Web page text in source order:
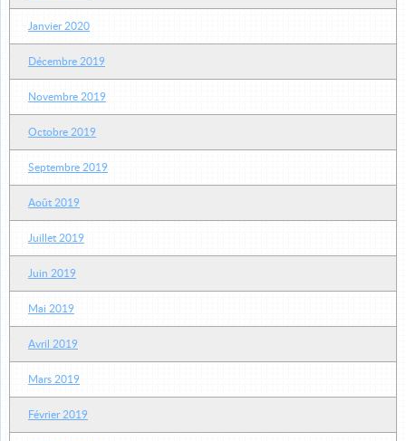
Janvier 2020
Décembre 2019
Novembre 2019
Octobre 2019
Septembre 2019
Août 2019
Juillet 2019
Juin 2019
Mai 2019
Avril 2019
Mars 2019
Février 2019